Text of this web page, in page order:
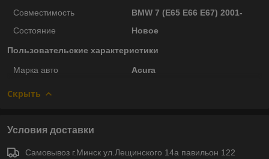
Совместимость
BMW 7 (E65 E66 E67) 2001-
Состояние
Новое
Пользовательские характеристики
Марка авто Acura
Скрыть
Условия доставки
Самовывоз г.Минск ул.Лещинского 14а павильон 122